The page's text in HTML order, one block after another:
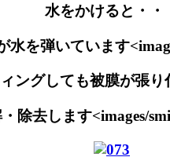
水をかけると・・
を弾いています
ングしても被膜が張
除去します<images/